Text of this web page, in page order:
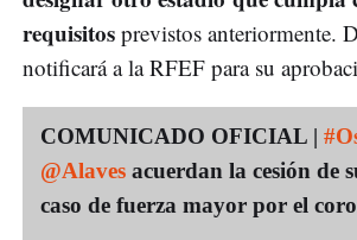
requisitos previstos anteriormente.
notificará a la RFEF para su
COMUNICADO OFICIAL |
@Alaves acuerdan la cesión de
caso de fuerza mayor por el